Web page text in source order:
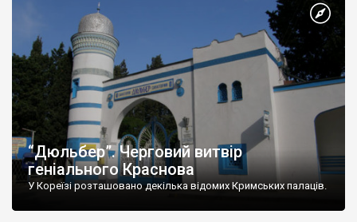
“Дюльбер”. Черговий витвір
геніального Краснова
У Кореїзі розташовано декілька відомих Кримських палаців.